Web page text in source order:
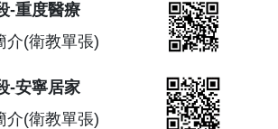
-重度醫療
介(衛教單張)
-安寧居家
介(衛教單張)